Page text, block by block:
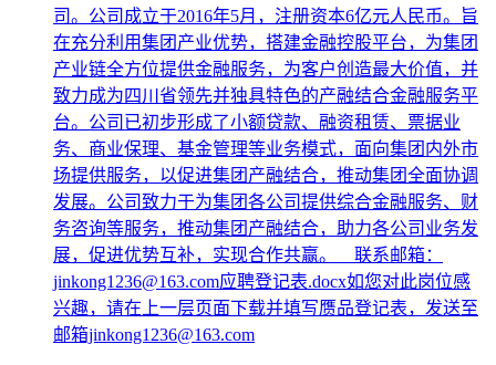
司。公司成立于2016年5月，注册资本6亿元人民币。旨
在充分利用集团产业优势，搭建金融控股平台，为集团
产业链全方位提供金融服务，为客户创造最大价值，并
致力成为四川省领先并独具特色的产融结合金融服务平
台。公司已初步形成了小额贷款、融资租赁、票据业
务、商业保理、基金管理等业务模式，面向集团内外市
场提供服务，以促进集团产融结合，推动集团全面协调
发展。公司致力于为集团各公司提供综合金融服务、财
务咨询等服务，推动集团产融结合，助力各公司业务发
展，促进优势互补，实现合作共赢。 联系邮箱：
jinkong1236@163.com应聘登记表.docx如您对此岗位感
兴趣，请在上一层页面下载并填写赝品登记表，发送至
邮箱jinkong1236@163.com